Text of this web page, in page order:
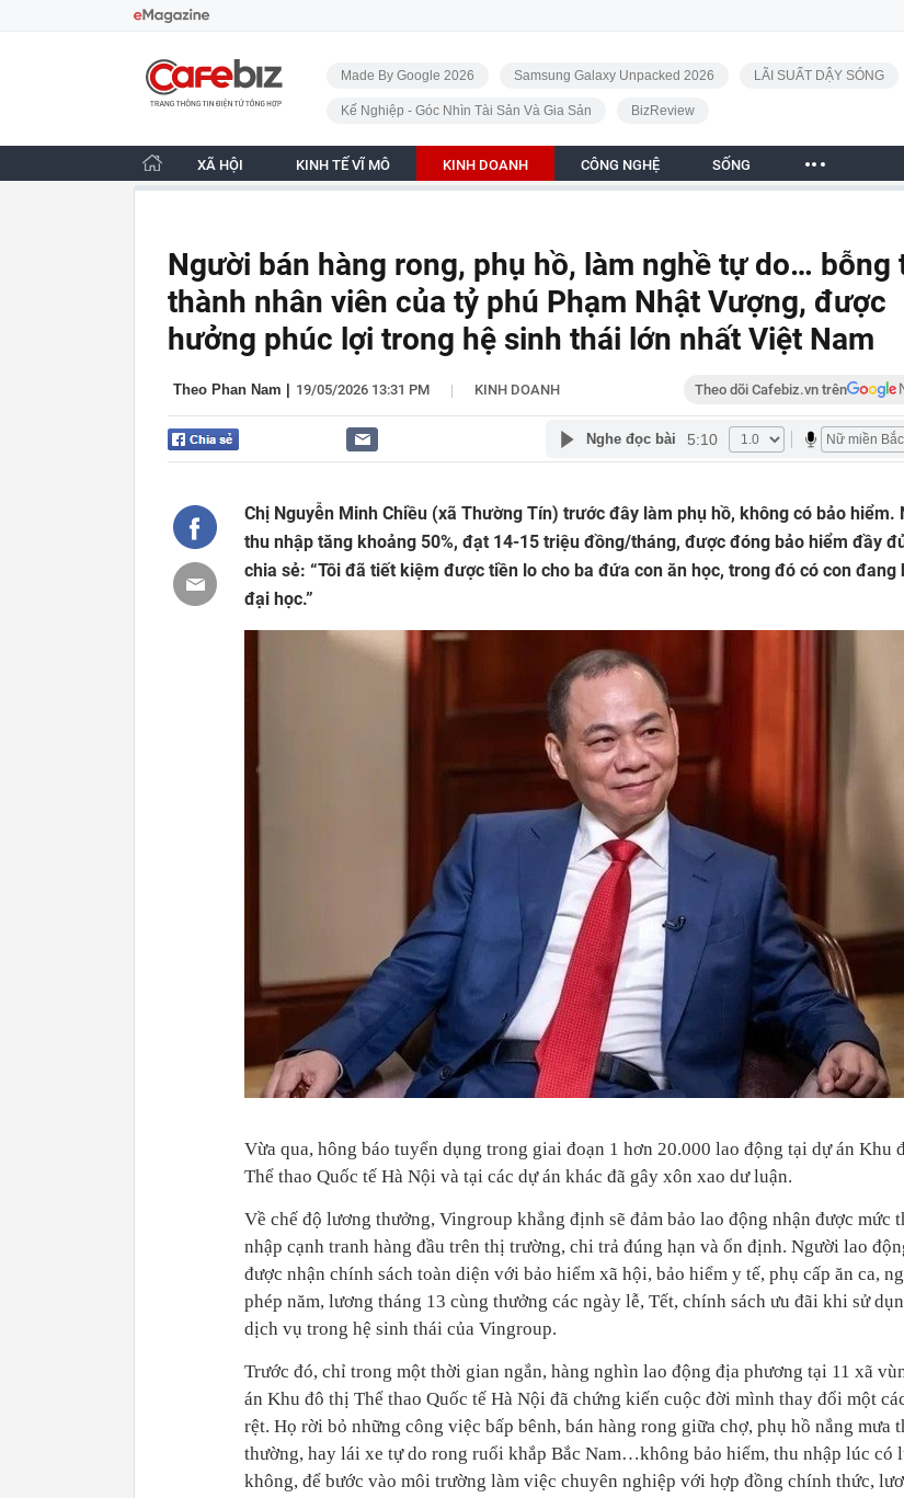
CafeBiz - Trang chủ
Made By Google 2026 Samsung Galaxy Unpacked 2026 LÃI SUẤT DẬY SÓNG
Kế Nghiệp - Góc Nhìn Tài Sản Và Gia Sản BizReview
XÃ HỘI KINH TẾ VĨ MÔ KINH DOANH CÔNG NGHỆ SỐNG
Người bán hàng rong, phụ hồ, làm nghề tự do… bỗng
thành nhân viên của tỷ phú Phạm Nhật Vượng, được
hưởng phúc lợi trong hệ sinh thái lớn nhất Việt Nam
Theo Phan Nam 19/05/2026 13:31 PM | KINH DOANH Theo dõi Cafebiz.vn trên
Nghe đọc bài 5:10
Chị Nguyễn Minh Chiều (xã Thường Tín) trước đây làm phụ hồ, không có bảo hiểm.
thu nhập tăng khoảng 50%, đạt 14-15 triệu đồng/tháng, được đóng bảo hiểm đầy
chia sẻ: “Tôi đã tiết kiệm được tiền lo cho ba đứa con ăn học, trong đó có con đang
đại học.”
Vừa qua, hông báo tuyển dụng trong giai đoạn 1 hơn 20.000 lao động tại dự án Khu
Thể thao Quốc tế Hà Nội và tại các dự án khác đã gây xôn xao dư luận.
Về chế độ lương thưởng, Vingroup khẳng định sẽ đảm bảo lao động nhận được mức
nhập cạnh tranh hàng đầu trên thị trường, chi trả đúng hạn và ổn định. Người lao
được nhận chính sách toàn diện với bảo hiểm xã hội, bảo hiểm y tế, phụ cấp ăn ca,
phép năm, lương tháng 13 cùng thưởng các ngày lễ, Tết, chính sách ưu đãi khi sử
dịch vụ trong hệ sinh thái của Vingroup.
Trước đó, chỉ trong một thời gian ngắn, hàng nghìn lao động địa phương tại 11 xã
án Khu đô thị Thể thao Quốc tế Hà Nội đã chứng kiến cuộc đời mình thay đổi một
rệt. Họ rời bỏ những công việc bấp bênh, bán hàng rong giữa chợ, phụ hồ nắng mưa
thường, hay lái xe tự do rong ruổi khắp Bắc Nam…không bảo hiểm, thu nhập lúc có
không, để bước vào môi trường làm việc chuyên nghiệp với hợp đồng chính thức,